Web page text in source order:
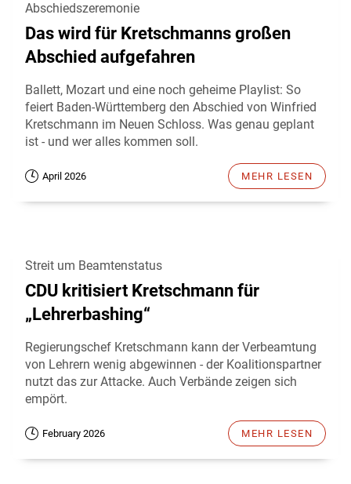
Abschiedszeremonie
Das wird für Kretschmanns großen
Abschied aufgefahren
Ballett, Mozart und eine noch geheime Playlist: So
feiert Baden-Württemberg den Abschied von Winfried
Kretschmann im Neuen Schloss. Was genau geplant
ist - und wer alles kommen soll.
April 2026 MEHR LESEN
Streit um Beamtenstatus
CDU kritisiert Kretschmann für
„Lehrerbashing“
Regierungschef Kretschmann kann der Verbeamtung
von Lehrern wenig abgewinnen - der Koalitionspartner
nutzt das zur Attacke. Auch Verbände zeigen sich
empört.
February 2026 MEHR LESEN